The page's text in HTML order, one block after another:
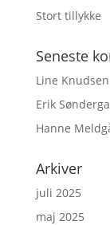
Stort tillykke
Seneste
Line Knudsen
Erik
Hanne
Arkiver
juli 2025
maj 2025